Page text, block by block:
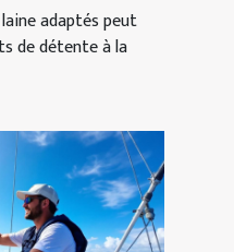
adaptés peut
de détente à la